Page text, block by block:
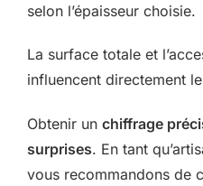
selon l’épaisseur choisie.
La surface totale et
influencent directement
Obtenir un chiffrage
surprises. En tant
vous recommandons de